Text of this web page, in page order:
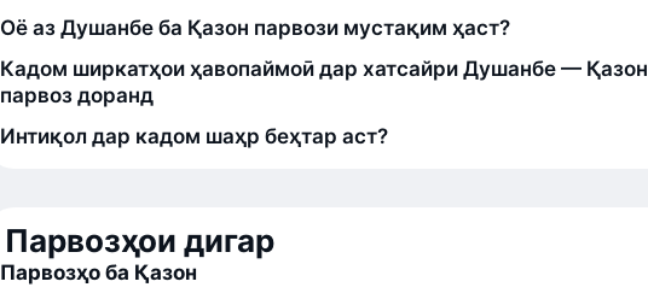
Оё аз Душанбе ба Қазон парвози мустақим ҳаст?
Кадом ширкатҳои ҳавопаймоӣ дар хатсайри Душанбе — Қазон
парвоз доранд
Интиқол дар кадом шаҳр беҳтар аст?
Парвозҳои дигар
Парвозҳо ба Қазон